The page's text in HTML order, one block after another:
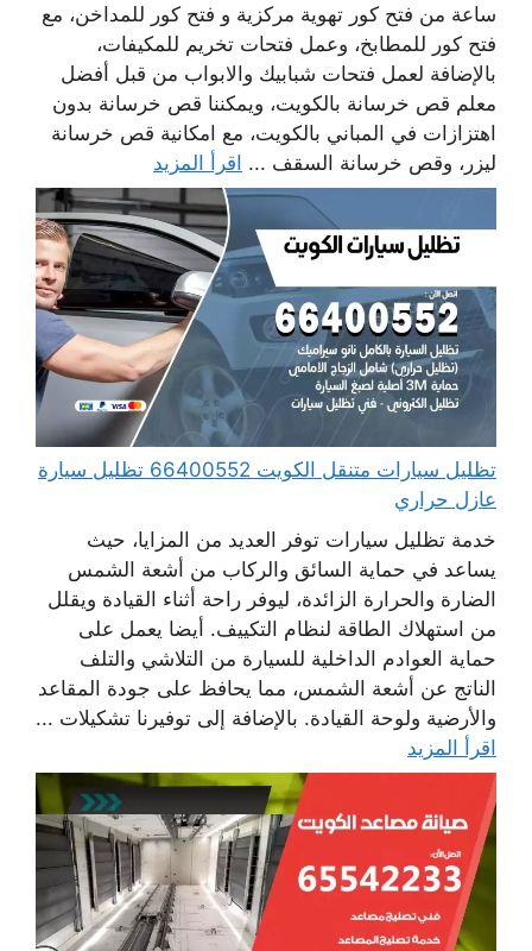
ساعة من فتح كور تهوية مركزية و فتح كور للمداخن، مع
فتح كور للمطابخ، وعمل فتحات تخريم للمكيفات،
بالإضافة لعمل فتحات شبابيك والابواب من قبل أفضل
معلم قص خرسانة بالكويت، ويمكننا قص خرسانة بدون
اهتزازات في المباني بالكويت، مع امكانية قص خرسانة
ليزر، وقص خرسانة السقف ... اقرأ المزيد
تظليل سيارات متنقل الكويت 66400552 تظليل سيارة
عازل حراري
خدمة تظليل سيارات توفر العديد من المزايا، حيث
يساعد في حماية السائق والركاب من أشعة الشمس
الضارة والحرارة الزائدة، ليوفر راحة أثناء القيادة ويقلل
من استهلاك الطاقة لنظام التكييف. أيضا يعمل على
حماية العوادم الداخلية للسيارة من التلاشي والتلف
الناتج عن أشعة الشمس، مما يحافظ على جودة المقاعد
والأرضية ولوحة القيادة. بالإضافة إلى توفيرنا تشكيلات ...
اقرأ المزيد